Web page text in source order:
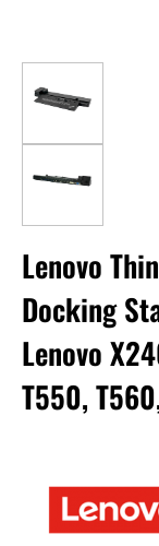
Lenovo
Docking
Lenovo
T550,